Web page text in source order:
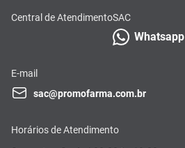
Central de AtendimentoSAC
Whatsapp
E-mail
sac@promofarma.com.br
Horários de Atendimento